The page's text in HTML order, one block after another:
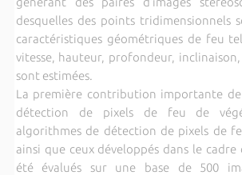
desquelles des points tridimensionnels
caractéristiques géométriques de feu
vitesse, hauteur, profondeur,
sont estimées.
La première contribution importante
détection de pixels de feu de
algorithmes de détection de pixels de
ainsi que ceux développés dans le
été évalués sur une base de 500